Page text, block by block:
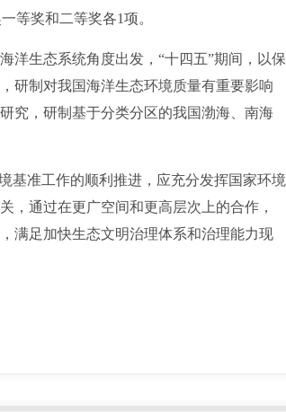
等奖和二等奖各1项。
生态系统角度出发，“十四五”期间，以保
研制对我国海洋生态环境质量有重要影响
究，研制基于分类分区的我国渤海、南海
准工作的顺利推进，应充分发挥国家环境
，通过在更广空间和更高层次上的合作，
满足加快生态文明治理体系和治理能力现